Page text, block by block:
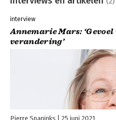
interview
Annemarie Mars:
verandering’
Pierre Spaninks 25 juni 2021